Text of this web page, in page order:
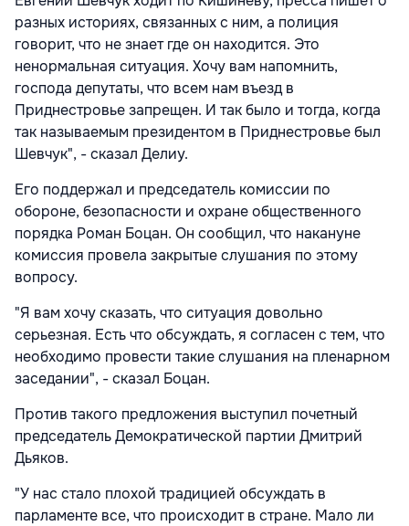
разных историях, связанных с ним, а полиция
говорит, что не знает где он находится. Это
ненормальная ситуация. Хочу вам напомнить,
господа депутаты, что всем нам въезд в
Приднестровье запрещен. И так было и тогда, когда
так называемым президентом в Приднестровье был
Шевчук", - сказал Делиу.
Его поддержал и председатель комиссии по
обороне, безопасности и охране общественного
порядка Роман Боцан. Он сообщил, что накануне
комиссия провела закрытые слушания по этому
вопросу.
"Я вам хочу сказать, что ситуация довольно
серьезная. Есть что обсуждать, я согласен с тем, что
необходимо провести такие слушания на пленарном
заседании", - сказал Боцан.
Против такого предложения выступил почетный
председатель Демократической партии Дмитрий
Дьяков.
"У нас стало плохой традицией обсуждать в
парламенте все, что происходит в стране. Мало ли